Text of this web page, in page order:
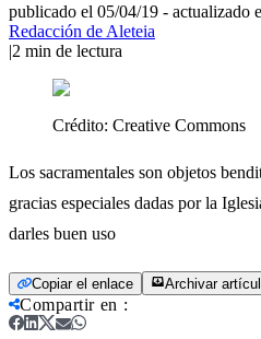
publicado el 05/04/19 - actualizado
Redacción de Aleteia
|2 min de lectura
Crédito: Creative Commons
Los sacramentales son objetos
gracias especiales dadas por la
darles buen uso
Copiar el enlace Archivar
Compartir en :